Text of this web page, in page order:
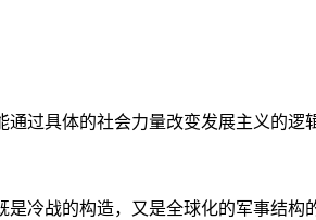
过具体的社会力量改变发展主义的逻
冷战的构造，又是全球化的军事结构